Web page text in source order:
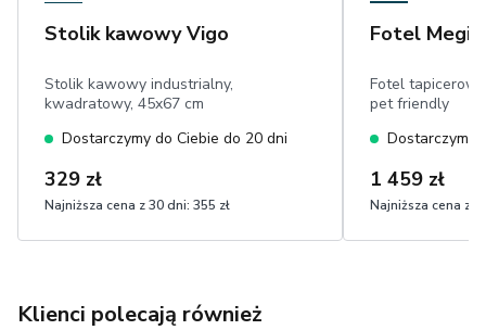
Stolik kawowy Vigo
Stolik kawowy industrialny,
kwadratowy, 45x67 cm
Dostarczymy do Ciebie do 20 dni
329 zł
Najniższa cena z 30 dni: 355 zł
Fotel Megis
Fotel
pet friendly
Dostarczymy
1 459 zł
Najniższa cena z
Klienci polecają również